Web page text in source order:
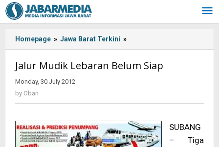
Skip
to
content
Homepage » Jawa Barat Terkini »
-:IN-
>Jalur
<!-
-:-
-
Jalur Mudik Lebaran Belum Siap
Monday, 30 July 2012
by Oban
SUBANG
– Tiga